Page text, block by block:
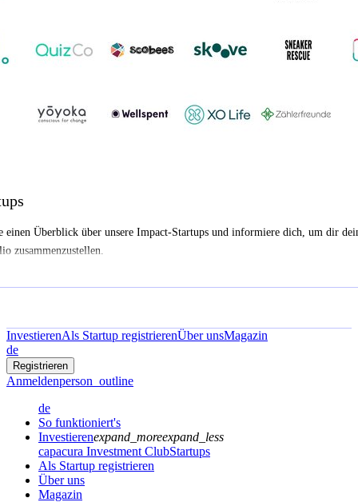
einen Überblick über unsere Impact-Startups und informiere dich, um dir
zusammenzustellen.
InvestierenAls Startup registrierenÜber unsMagazin
de
Registrieren
Anmeldenperson_outline
de
So funktioniert's
Investierenexpand_moreexpand_less
capacura Investment ClubStartups
Als Startup registrieren
Über uns
Magazin